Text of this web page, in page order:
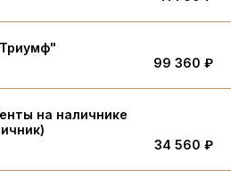
99 360 ₽
на наличнике
34 560 ₽